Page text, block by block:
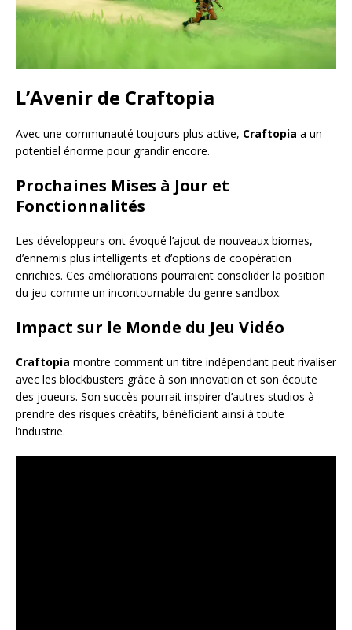
L’Avenir de Craftopia
Avec une communauté toujours plus active, Craftopia a un
potentiel énorme pour grandir encore.
Prochaines Mises à Jour et
Fonctionnalités
Les développeurs ont évoqué l’ajout de nouveaux biomes,
d’ennemis plus intelligents et d’options de coopération
enrichies. Ces améliorations pourraient consolider la position
du jeu comme un incontournable du genre sandbox.
Impact sur le Monde du Jeu Vidéo
Craftopia montre comment un titre indépendant peut rivaliser
avec les blockbusters grâce à son innovation et son écoute
des joueurs. Son succès pourrait inspirer d’autres studios à
prendre des risques créatifs, bénéficiant ainsi à toute
l’industrie.